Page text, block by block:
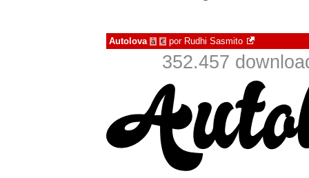
Autolova à € por Rudhi Sasmito
352.457